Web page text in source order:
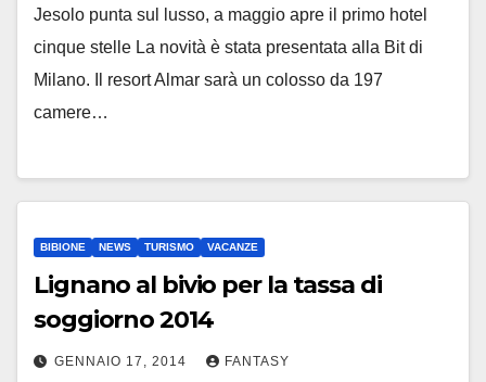
Jesolo punta sul lusso, a maggio apre il primo hotel
cinque stelle La novità è stata presentata alla Bit di
Milano. Il resort Almar sarà un colosso da 197
camere…
BIBIONE NEWS TURISMO VACANZE
Lignano al bivio per la tassa di
soggiorno 2014
GENNAIO 17, 2014 FANTASY